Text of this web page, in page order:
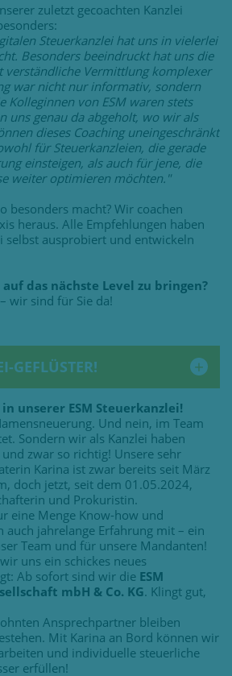
zuletzt gecoachten Kanzlei
Steuerkanzlei hat uns in vielerlei
Besonders beeindruckt hat uns die
verständliche Vermittlung komplexer
war nicht nur informativ, sondern
Kolleginnen von ESM waren stets
uns genau da abgeholt, wo wir als
dieses Coaching uneingeschränkt
für Steuerkanzleien, die gerade
einsteigen, als auch für jene, die
weiter optimieren möchten."
besonders macht? Wir coachen
heraus. Alle Empfehlungen haben
selbst ausprobiert und entwickeln
das nächste Level zu bringen?
wir sind für Sie da!
GEFLÜSTER!
unserer ESM Steuerkanzlei!
Und nein, im Team
Sondern wir als Kanzlei haben
zwar so richtig! Unsere sehr
Karina ist zwar bereits seit März
doch jetzt, seit dem 01.05.2024,
und Prokuristin.
eine Menge Know-how und
auch jahrelange Erfahrung mit – ein
Team und für unsere Mandanten!
uns ein schickes neues
Ab sofort sind wir die ESM
mbH & Co. KG. Klingt gut,
Ansprechpartner bleiben
Mit Karina an Bord können wir
und individuelle steuerliche
erfüllen!